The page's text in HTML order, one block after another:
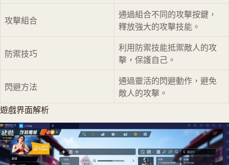
攻擊組合
通過組合不同的攻擊按鍵，
釋放強大的攻擊技能。
防禦技巧
利用防禦技能抵禦敵人的攻
擊，保護自己。
閃避方法
通過靈活的閃避動作，避免
敵人的攻擊。
遊戲界面解析